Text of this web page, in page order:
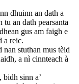
dhuinn an dath a
tu an dath pearsanta
gus am faigh e
a reic.
nan stuthan mus tèid
a nì cinnteach à
sinn a’